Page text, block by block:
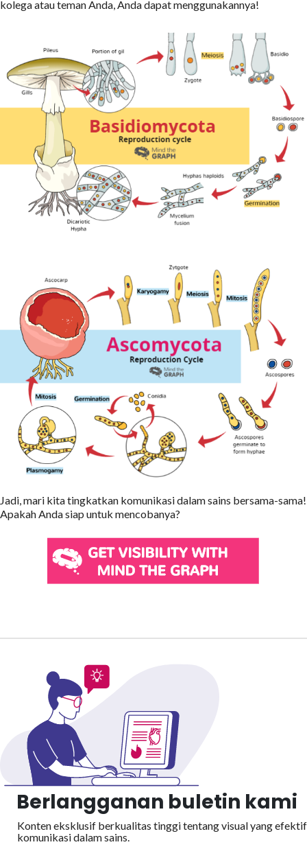
kolega atau teman Anda, Anda dapat menggunakannya!
Jadi, mari kita tingkatkan komunikasi dalam sains bersama-sama!
Apakah Anda siap untuk mencobanya?
Berlangganan buletin kami
Konten eksklusif berkualitas tinggi tentang visual yang efektif
komunikasi dalam sains.